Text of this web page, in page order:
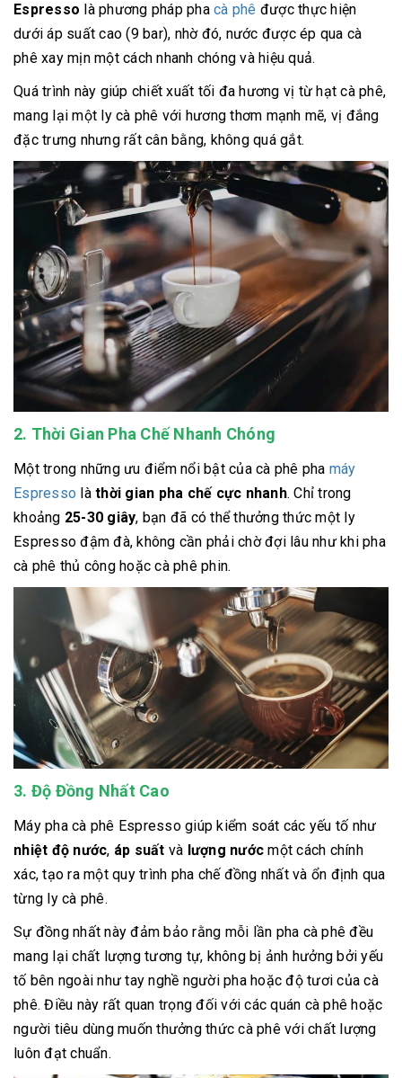
Espresso là phương pháp pha cà phê được thực hiện
dưới áp suất cao (9 bar), nhờ đó, nước được ép qua cà
phê xay mịn một cách nhanh chóng và hiệu quả.
Quá trình này giúp chiết xuất tối đa hương vị từ hạt cà phê,
mang lại một ly cà phê với hương thơm mạnh mẽ, vị đắng
đặc trưng nhưng rất cân bằng, không quá gắt.
2. Thời Gian Pha Chế Nhanh Chóng
Một trong những ưu điểm nổi bật của cà phê pha máy
Espresso là thời gian pha chế cực nhanh. Chỉ trong
khoảng 25-30 giây, bạn đã có thể thưởng thức một ly
Espresso đậm đà, không cần phải chờ đợi lâu như khi pha
cà phê thủ công hoặc cà phê phin.
3. Độ Đồng Nhất Cao
Máy pha cà phê Espresso giúp kiểm soát các yếu tố như
nhiệt độ nước, áp suất và lượng nước một cách chính
xác, tạo ra một quy trình pha chế đồng nhất và ổn định qua
từng ly cà phê.
Sự đồng nhất này đảm bảo rằng mỗi lần pha cà phê đều
mang lại chất lượng tương tự, không bị ảnh hưởng bởi yếu
tố bên ngoài như tay nghề người pha hoặc độ tươi của cà
phê. Điều này rất quan trọng đối với các quán cà phê hoặc
người tiêu dùng muốn thưởng thức cà phê với chất lượng
luôn đạt chuẩn.